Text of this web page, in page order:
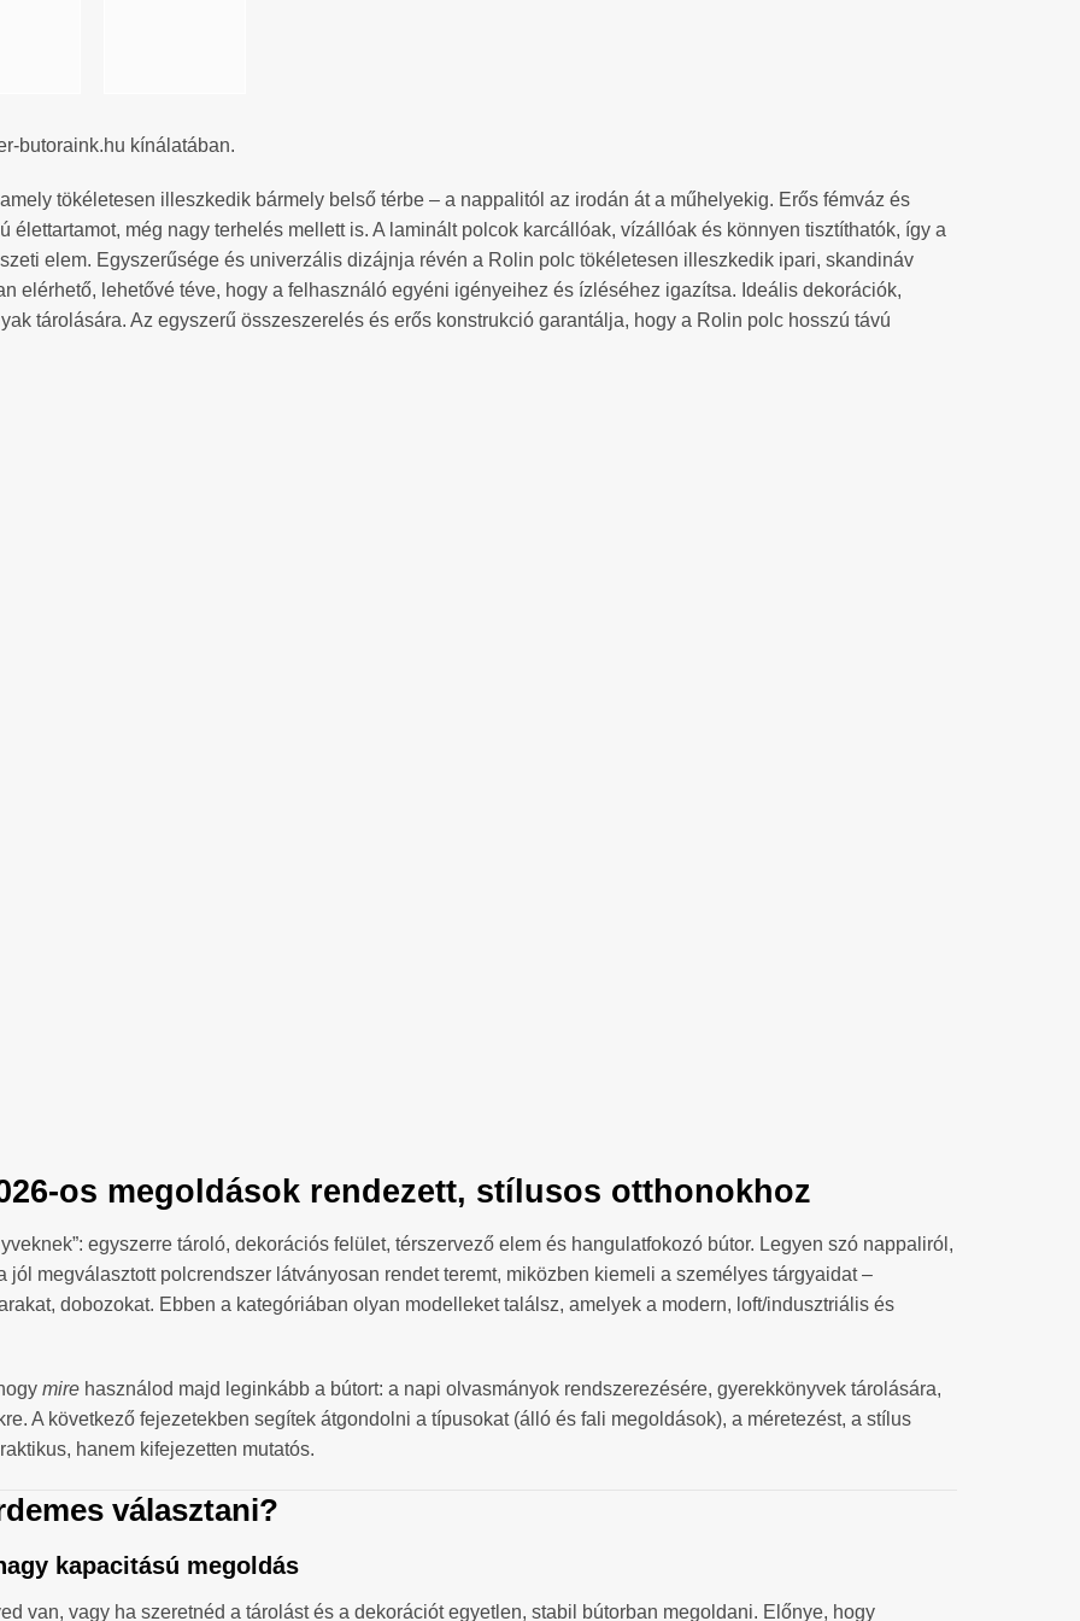
butoraink.hu kínálatában.
tökéletesen illeszkedik bármely belső térbe – a nappalitól az irodán át a műhelyekig. Erős fémváz és
még nagy terhelés mellett is. A laminált polcok karcállóak, vízállóak és könnyen tisztíthatók, így a
elem. Egyszerűsége és univerzális dizájnja révén a Rolin polc tökéletesen illeszkedik ipari, skandináv
elérhető, lehetővé téve, hogy a felhasználó egyéni igényeihez és ízléséhez igazítsa. Ideális dekorációk,
tárolására. Az egyszerű összeszerelés és erős konstrukció garantálja, hogy a Rolin polc hosszú távú
os megoldások rendezett, stílusos otthonokhoz
egyszerre tároló, dekorációs felület, térszervező elem és hangulatfokozó bútor. Legyen szó nappaliról,
megválasztott polcrendszer látványosan rendet teremt, miközben kiemeli a személyes tárgyaidat –
dobozokat. Ebben a kategóriában olyan modelleket találsz, amelyek a modern, loft/indusztriális és
mire használod majd leginkább a bútort: a napi olvasmányok rendszerezésére, gyerekkönyvek tárolására,
A következő fejezetekben segítek átgondolni a típusokat (álló és fali megoldások), a méretezést, a stílus
hanem kifejezetten mutatós.
választani?
kapacitású megoldás
van, vagy ha szeretnéd a tárolást és a dekorációt egyetlen, stabil bútorban megoldani. Előnye, hogy